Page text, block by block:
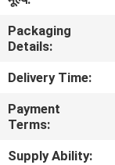
गुणवत्ता
नियंत्रण
संपर्क
करें
Packaging
Details:
Delivery Time:
Payment
Terms:
Supply Ability: